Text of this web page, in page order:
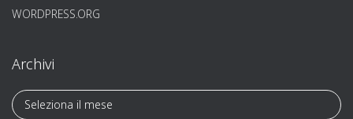
WORDPRESS.ORG
Archivi
A
r